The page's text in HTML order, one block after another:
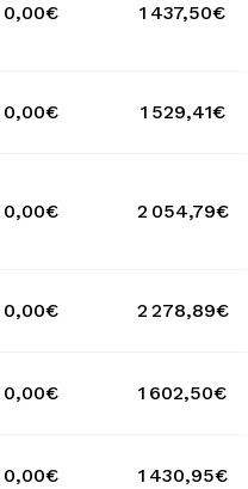
0,00€ 1 437,50€
0,00€ 1 529,41€
0,00€ 2 054,79€
0,00€ 2 278,89€
0,00€ 1 602,50€
0,00€ 1 430,95€